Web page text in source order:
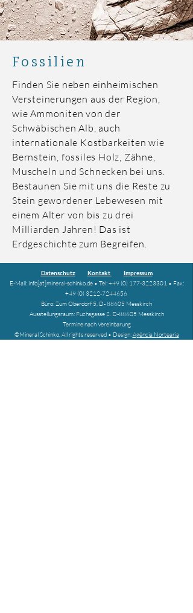
Fossilien
Finden Sie neben einheimischen
Versteinerungen aus der Region,
wie Ammoniten von der
Schwäbischen Alb, auch
internationale Kostbarkeiten wie
Bernstein, fossiles Holz, Zähne,
Muscheln und Schnecken bei uns.
Bestaunen Sie mit uns die Reste zu
Stein gewordener Lebewesen mit
einem Alter von bis zu drei
Milliarden Jahren! Das ist
Erdgeschichte zum Begreifen.
Datenschutz Kontakt Impressum
E-Mail: info[at]mineral-schinko.de • Tel:+49 (0) 177-3223301• Fax:
+49 (0) 3212-7244656
Büro: Zum Oberdorf 5, D- 88605 Messkirch
Ausstellungsraum: Fuchsgasse 2. D-88605 Messkirch
Termine nach Vereinbarung
©Mineral Schinko.All rights reserved • Design:Agência Nortearia